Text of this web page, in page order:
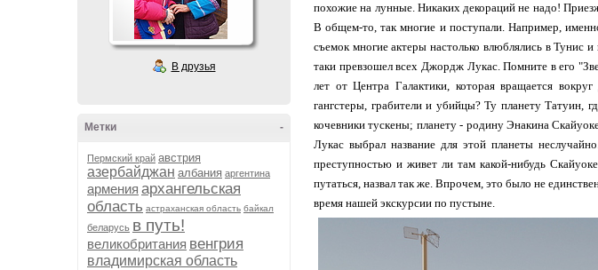
В друзья
-
Метки
Пермский край австрия
азербайджан албания аргентина
армения архангельская
область астраханская область байкал
беларусь в путь!
великобритания венгрия
владимирская область
похожие на лунные. Никаких декораций не надо!
В общем-то, так многие и поступали. Например,
съемок многие актеры настолько влюблялись в Тунис
таки превзошел всех Джордж Лукас. Помните в его
лет от Центра Галактики, которая вращается
гангстеры, грабители и убийцы? Ту планету Татуин,
кочевники тускены; планету - родину Энакина
Лукас выбрал название для этой планеты
преступностью и живет ли там какой-нибудь
путаться, назвал так же. Впрочем, это было не
время нашей экскурсии по пустыне.